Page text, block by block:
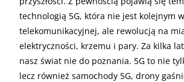
technologią 5G, która nie jest kolejnym
telekomunikacyjnej, ale rewolucją na
elektryczności, krzemu i pary. Za kilka
nasz świat nie do poznania. 5G to nie
lecz również samochody 5G, drony